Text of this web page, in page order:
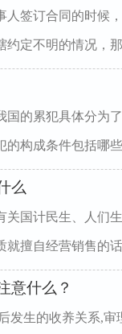
签订合同的时候
约定不明的情况，
的累犯具体分为
的构成条件包括哪
么
国计民生、人们
就擅自经营销售的
意什么？
发生的收养关系,